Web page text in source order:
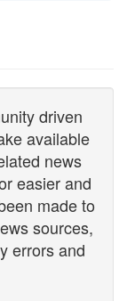
driven
available
news
easier and
made to
sources,
errors and